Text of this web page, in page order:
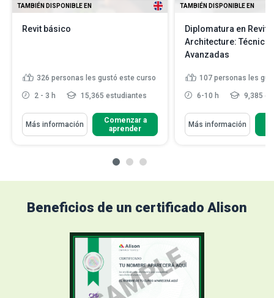
TAMBIÉN DISPONIBLE EN
Revit básico
326 personas les gustó este curso
2 - 3 h 15,365 estudiantes
Más información
Comenzar a
aprender
TAMBIÉN DISPONIBLE EN
Diplomatura en Revit
Architecture: Técnicas
Avanzadas
107 personas les
6-10 h 9,385
Más información
Beneficios de un certificado Alison